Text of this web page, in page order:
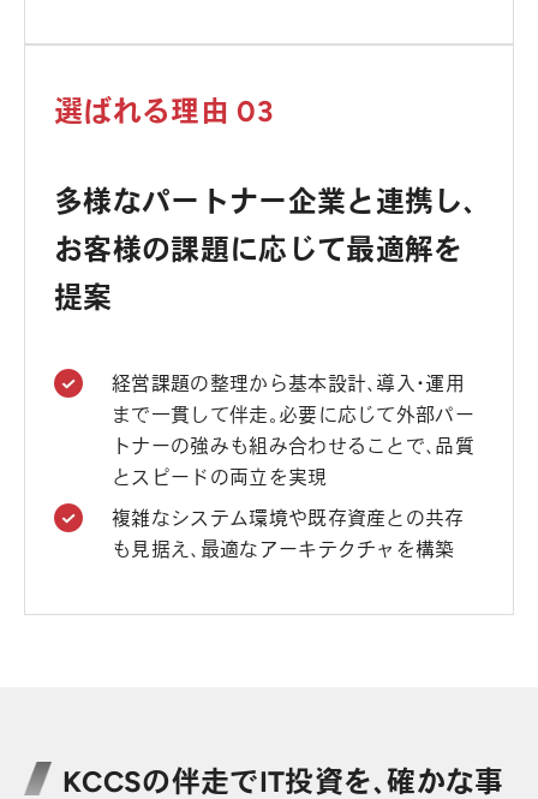
選ばれる理由 03
多様なパートナー企業と連携し、
お客様の課題に応じて最適解を
提案
経営課題の整理から基本設計、導入・運用
まで一貫して伴走。必要に応じて外部パー
トナーの強みも組み合わせることで、品質
とスピードの両立を実現
複雑なシステム環境や既存資産との共存
も見据え、最適なアーキテクチャを構築
KCCSの伴走でIT投資を、確かな事